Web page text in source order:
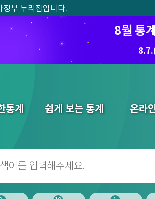
부 누리집입니다.
8월 통
통계 쉽게 보는 통계 온라